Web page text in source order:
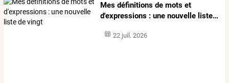
Mes définitions de mots et
d'expressions : une nouvelle liste…
22 juil. 2026